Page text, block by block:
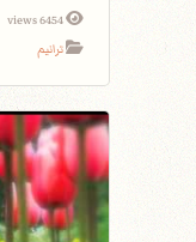
6454 views
ترانيم